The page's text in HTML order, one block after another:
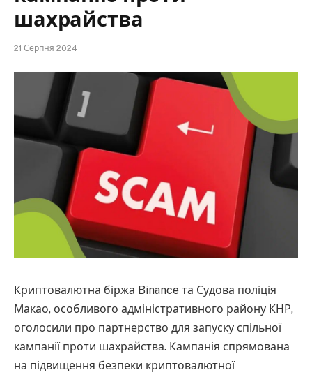
шахрайства
21 Серпня 2024
Криптовалютна біржа Binance та Судова поліція
Макао, особливого адміністративного району КНР,
оголосили про партнерство для запуску спільної
кампанії проти шахрайства. Кампанія спрямована
на підвищення безпеки криптовалютної